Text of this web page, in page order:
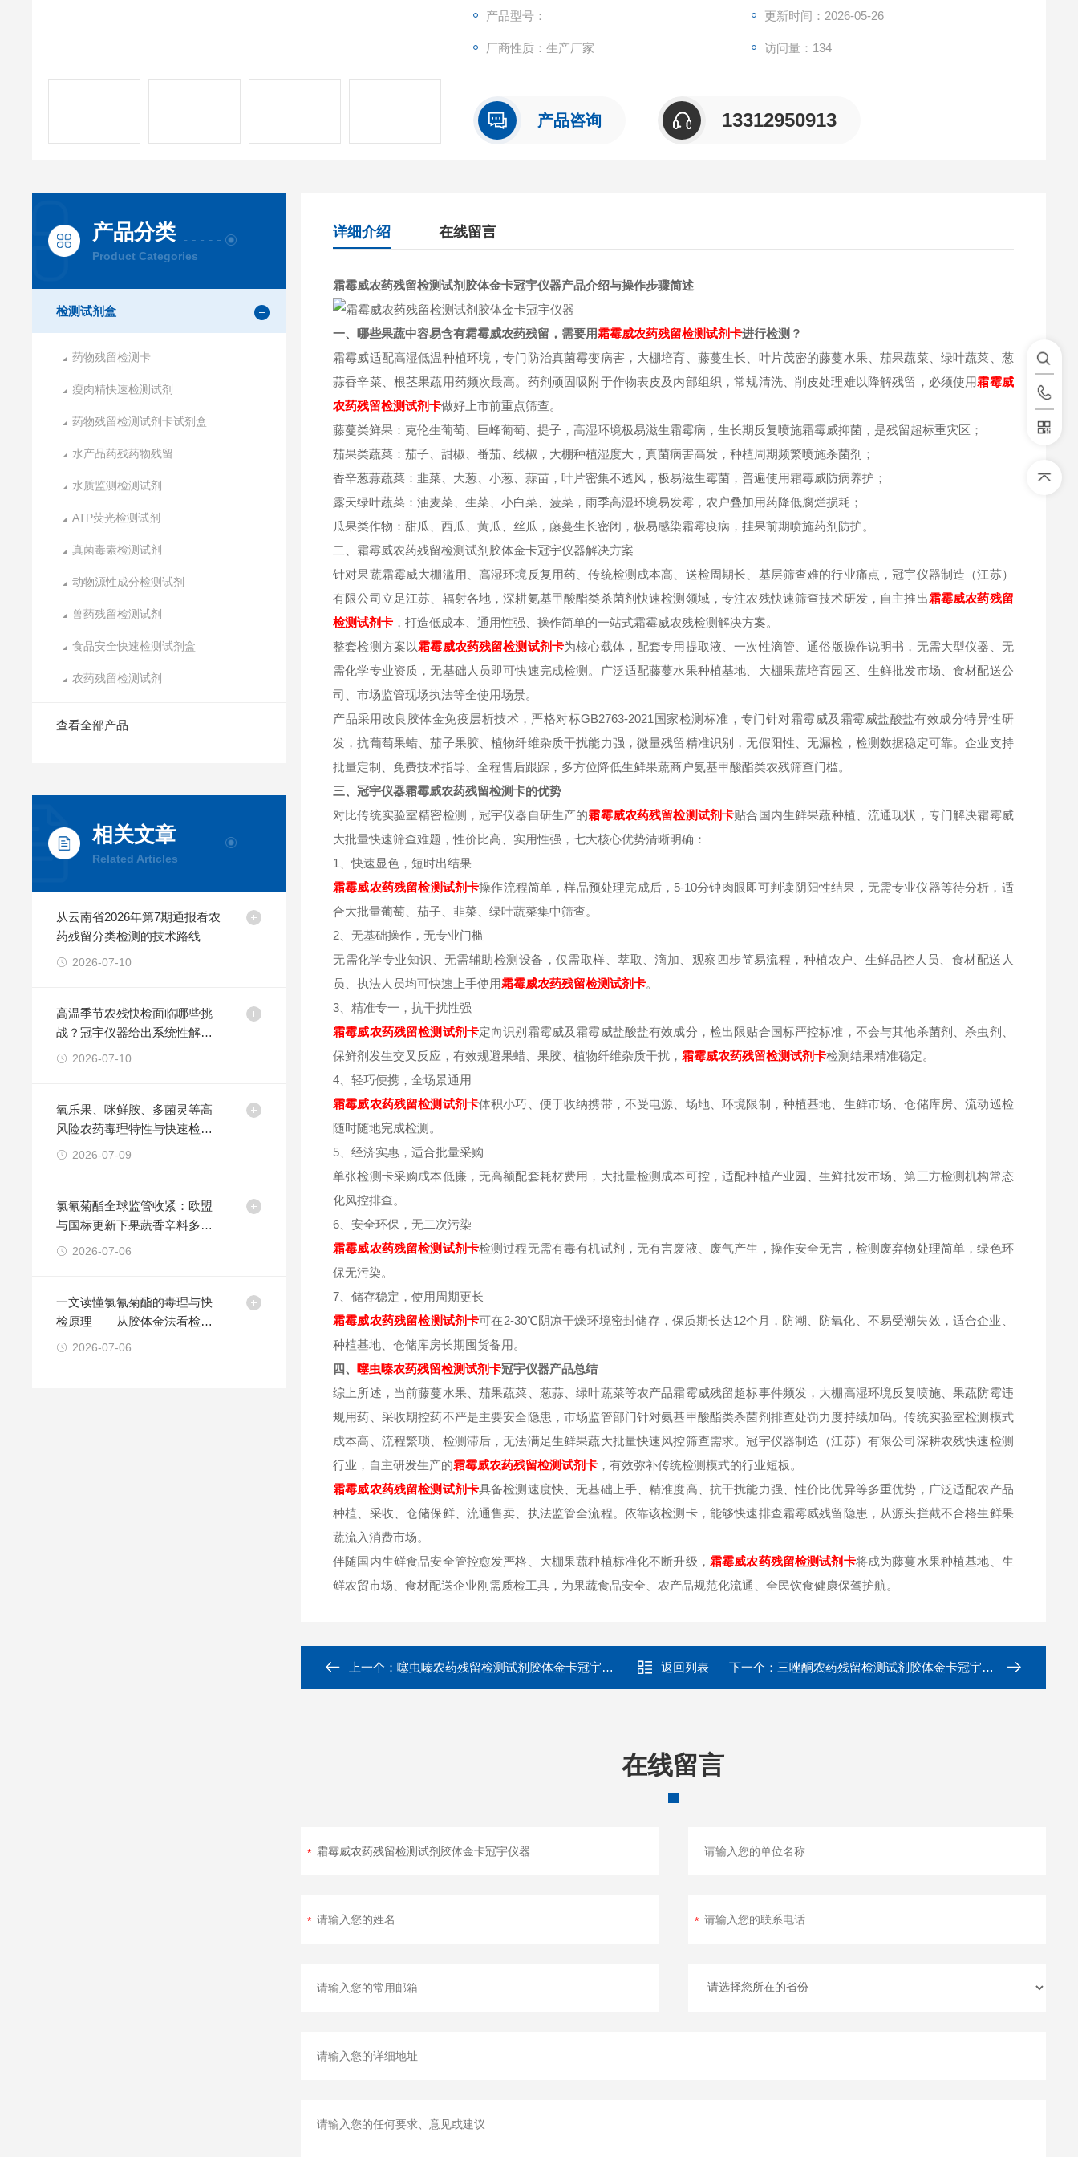
产品型号： 更新时间：2026-05-26
厂商性质：生产厂家 访问量：134
产品咨询 13312950913
产品分类
Product Categories
检测试剂盒
药物残留检测卡
瘦肉精快速检测试剂
药物残留检测试剂卡试剂盒
水产品药残药物残留
水质监测检测试剂
ATP荧光检测试剂
真菌毒素检测试剂
动物源性成分检测试剂
兽药残留检测试剂
食品安全快速检测试剂盒
农药残留检测试剂
查看全部产品
相关文章
Related Articles
从云南省2026年第7期通报看农
药残留分类检测的技术路线
2026-07-10
高温季节农残快检面临哪些挑
战？冠宇仪器给出系统性解决
方案2026-07-10
氧乐果、咪鲜胺、多菌灵等高
风险农药毒理特性与快速检测
技术方法
2026-07-09
氯氰菊酯全球监管收紧：欧盟
与国标更新下果蔬香辛料多品
类快检方案的策略
2026-07-06
一文读懂氯氰菊酯的毒理与快
检原理——从胶体金法看检测
卡的适用边界
2026-07-06
详细介绍 在线留言
霜霉威农药残留检测试剂胶体金卡冠宇仪器产品介绍与操作步骤简述
一、哪些果蔬中容易含有霜霉威农药残留，需要用霜霉威农药残留检测试剂卡进行检测？
霜霉威适配高湿低温种植环境，专门防治真菌霉变病害，大棚培育、藤蔓生长、叶片茂密的藤蔓水果、茄果蔬菜、绿叶蔬菜、葱
蒜香辛菜、根茎果蔬用药频次最高。药剂顽固吸附于作物表皮及内部组织，常规清洗、削皮处理难以降解残留，必须使用霜霉威
农药残留检测试剂卡做好上市前重点筛查。
藤蔓类鲜果：克伦生葡萄、巨峰葡萄、提子，高湿环境极易滋生霜霉病，生长期反复喷施霜霉威抑菌，是残留超标重灾区；
茄果类蔬菜：茄子、甜椒、番茄、线椒，大棚种植湿度大，真菌病害高发，种植周期频繁喷施杀菌剂；
香辛葱蒜蔬菜：韭菜、大葱、小葱、蒜苗，叶片密集不透风，极易滋生霉菌，普遍使用霜霉威防病养护；
露天绿叶蔬菜：油麦菜、生菜、小白菜、菠菜，雨季高湿环境易发霉，农户叠加用药降低腐烂损耗；
瓜果类作物：甜瓜、西瓜、黄瓜、丝瓜，藤蔓生长密闭，极易感染霜霉疫病，挂果前期喷施药剂防护。
二、霜霉威农药残留检测试剂胶体金卡冠宇仪器解决方案
针对果蔬霜霉威大棚滥用、高湿环境反复用药、传统检测成本高、送检周期长、基层筛查难的行业痛点，冠宇仪器制造（江苏）
有限公司立足江苏、辐射各地，深耕氨基甲酸酯类杀菌剂快速检测领域，专注农残快速筛查技术研发，自主推出霜霉威农药残留
检测试剂卡 ，打造低成本、通用性强、操作简单的一站式霜霉威农残检测解决方案。
整套检测方案以霜霉威农药残留检测试剂卡为核心载体，配套专用提取液、一次性滴管、通俗版操作说明书，无需大型仪器、无
需化学专业资质，无基础人员即可快速完成检测。广泛适配藤蔓水果种植基地、大棚果蔬培育园区、生鲜批发市场、食材配送公
司、市场监管现场执法等全使用场景。
产品采用改良胶体金免疫层析技术，严格对标GB2763-2021国家检测标准，专门针对霜霉威及霜霉威盐酸盐有效成分特异性研
发，抗葡萄果蜡、茄子果胶、植物纤维杂质干扰能力强，微量残留精准识别，无假阳性、无漏检，检测数据稳定可靠。企业支持
批量定制、免费技术指导、全程售后跟踪，多方位降低生鲜果蔬商户氨基甲酸酯类农残筛查门槛。
三、冠宇仪器霜霉威农药残留检测卡的优势
对比传统实验室精密检测，冠宇仪器自研生产的霜霉威农药残留检测试剂卡贴合国内生鲜果蔬种植、流通现状，专门解决霜霉威
大批量快速筛查难题，性价比高、实用性强，七大核心优势清晰明确：
1、快速显色，短时出结果
霜霉威农药残留检测试剂卡操作流程简单，样品预处理完成后，5-10分钟肉眼即可判读阴阳性结果，无需专业仪器等待分析，适
合大批量葡萄、茄子、韭菜、绿叶蔬菜集中筛查。
2、无基础操作，无专业门槛
无需化学专业知识、无需辅助检测设备，仅需取样、萃取、滴加、观察四步简易流程，种植农户、生鲜品控人员、食材配送人
员、执法人员均可快速上手使用霜霉威农药残留检测试剂卡。
3、精准专一，抗干扰性强
霜霉威农药残留检测试剂卡定向识别霜霉威及霜霉威盐酸盐有效成分，检出限贴合国标严控标准，不会与其他杀菌剂、杀虫剂、
保鲜剂发生交叉反应，有效规避果蜡、果胶、植物纤维杂质干扰， 霜霉威农药残留检测试剂卡检测结果精准稳定。
4、轻巧便携，全场景通用
霜霉威农药残留检测试剂卡体积小巧、便于收纳携带，不受电源、场地、环境限制，种植基地、生鲜市场、仓储库房、流动巡检
随时随地完成检测。
5、经济实惠，适合批量采购
单张检测卡采购成本低廉，无高额配套耗材费用，大批量检测成本可控，适配种植产业园、生鲜批发市场、第三方检测机构常态
化风控排查。
6、安全环保，无二次污染
霜霉威农药残留检测试剂卡检测过程无需有毒有机试剂，无有害废液、废气产生，操作安全无害，检测废弃物处理简单，绿色环
保无污染。
7、储存稳定，使用周期更长
霜霉威农药残留检测试剂卡可在2-30℃阴凉干燥环境密封储存，保质期长达12个月，防潮、防氧化、不易受潮失效，适合企业、
种植基地、仓储库房长期囤货备用。
四、噻虫嗪农药残留检测试剂卡冠宇仪器产品总结
综上所述，当前藤蔓水果、茄果蔬菜、葱蒜、绿叶蔬菜等农产品霜霉威残留超标事件频发，大棚高湿环境反复喷施、果蔬防霉违
规用药、采收期控药不严是主要安全隐患，市场监管部门针对氨基甲酸酯类杀菌剂排查处罚力度持续加码。传统实验室检测模式
成本高、流程繁琐、检测滞后，无法满足生鲜果蔬大批量快速风控筛查需求。冠宇仪器制造（江苏）有限公司深耕农残快速检测
行业，自主研发生产的霜霉威农药残留检测试剂卡 ，有效弥补传统检测模式的行业短板。
霜霉威农药残留检测试剂卡具备检测速度快、无基础上手、精准度高、抗干扰能力强、性价比优异等多重优势，广泛适配农产品
种植、采收、仓储保鲜、流通售卖、执法监管全流程。依靠该检测卡，能够快速排查霜霉威残留隐患，从源头拦截不合格生鲜果
蔬流入消费市场。
伴随国内生鲜食品安全管控愈发严格、大棚果蔬种植标准化不断升级， 霜霉威农药残留检测试剂卡将成为藤蔓水果种植基地、生
鲜农贸市场、食材配送企业刚需质检工具，为果蔬食品安全、农产品规范化流通、全民饮食健康保驾护航。
上一个：噻虫嗪农药残留检测试剂胶体金卡冠宇仪器 返回列表 下一个： 三唑酮农药残留检测试剂胶体金卡冠宇仪器
在线留言